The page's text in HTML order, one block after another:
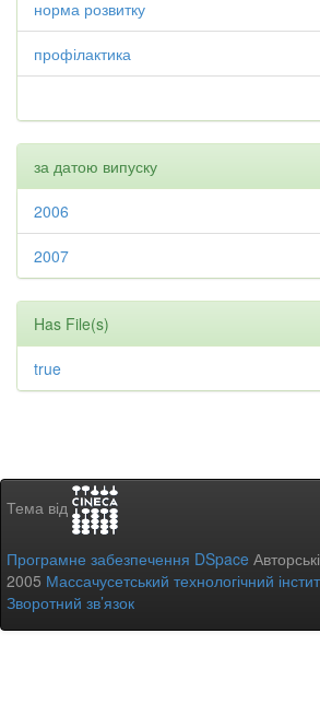
норма розвитку
профілактика
за датою випуску
2006
2007
Has File(s)
true
Тема від
Програмне забезпечення DSpace
2005 Массачусетський технологічний
Зворотний зв’язок